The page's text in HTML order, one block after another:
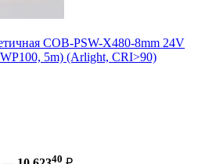
COB-PSW-X480-8mm 24V
5m) (Arlight, CRI>90)
40